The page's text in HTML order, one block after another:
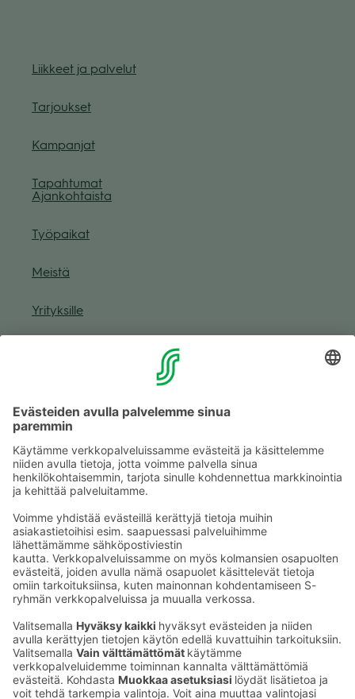
Liik­keet ja pal­ve­lut
Tar­jouk­set
Kam­pan­jat
Tapah­tu­mat
Ajan­koh­taista
Työ­pai­kat
Meistä
Yri­tyk­sille
Muuta eväs­tea­se­tuk­sia & eväs­tein­for­maa­tio
Tie­to­suo­ja­se­loste (Arina)
Kaup­pa­kes­kus
Ma-pe
9–20
La
9–19
Su
11–18
Katso poik­keus­au­kio­lottäältä
Iso­katu 22–25,
90100 Oulu